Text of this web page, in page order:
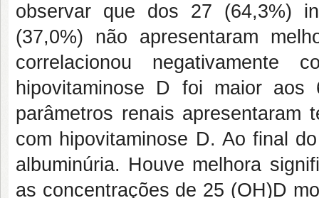
observar que dos 27 (64,3%)
(37,0%) não apresentaram
correlacionou
hipovitaminose D foi maior
parâmetros renais apresentaram
com hipovitaminose D. Ao final
albuminúria. Houve melhora
as concentrações de 25 (OH)D